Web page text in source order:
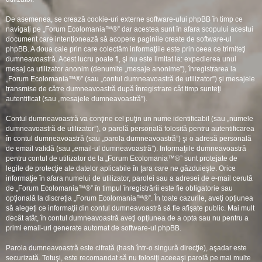
De asemenea, se crează cookie-uri externe software-ului phpBB în timp ce
navigaţi pe „Forum Ecolomania™®” dar acestea sunt în afara scopului acestui
document care intenţionează să acopere paginile create de software-ul
phpBB. A doua cale prin care colectăm informaţiile este prin ceea ce trimiteţi
dumneavoastră. Acest lucru poate fi, şi nu este limitat la: expedierea unui
mesaj ca utilizator anonim (denumite „mesaje anonime”), înregistrarea la
„Forum Ecolomania™®” (sau „contul dumneavoastră de utilizator”) şi mesajele
transmise de către dumneavoastră după înregistrare cât timp sunteţi
autentificat (sau „mesajele dumneavoastră”).
Contul dumneavoastră va conţine cel puţin un nume identificabil (sau „numele
dumneavoastră de utilizator”), o parolă personală folosită pentru autentificarea
în contul dumneavoastră (sau „parola dumneavoastră”) şi o adresă personală
de email validă (sau „email-ul dumneavoastră”). Informaţiile dumneavoastră
pentru contul de utilizator de la „Forum Ecolomania™®” sunt protejate de
legile de protecţie ale datelor aplicabile în ţara care ne găzduieşte. Orice
informaţie în afara numelui de utilizator, parolei sau a adresei de e-mail cerută
de „Forum Ecolomania™®” în timpul înregistrării este fie obligatorie sau
opţională la discreţia „Forum Ecolomania™®”. În toate cazurile, aveţi opţiunea
să alegeţi ce informaţii din contul dumneavoastră să fie afişate public. Mai mult
decât atât, în contul dumneavoastră aveţi opţiunea de a opta sau nu pentru a
primi email-uri generate automat de software-ul phpBB.
Parola dumneavoastră este cifrată (hash într-o singură direcţie), aşadar este
securizată. Totuşi, este recomandat să nu folosiţi aceeaşi parolă pe mai multe